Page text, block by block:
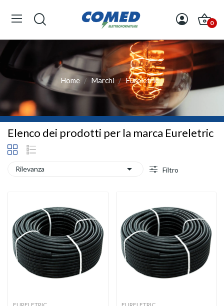
0
Home Marchi Eureletric
Elenco dei prodotti per la marca Eureletric
Rilevanza  Filtro